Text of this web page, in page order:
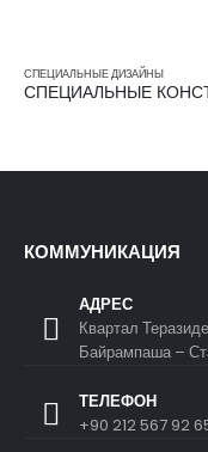
ДИЗАЙНЫ
СПЕЦИАЛЬНЫЕ КОНСТРУКЦИИ GNCÖ 3022
КОММУНИКАЦИЯ
АДРЕС
Квартал
Байрампаша –
ТЕЛЕФОН
+90 212 567 92